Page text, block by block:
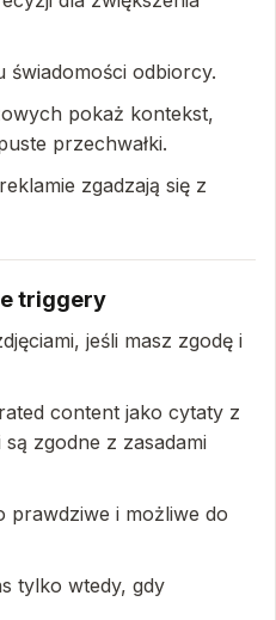
świadomości odbiorcy.
pokaż kontekst,
przechwałki.
zgadzają się z
triggery
jeśli masz zgodę i
content jako cytaty z
zgodne z zasadami
prawdziwe i możliwe do
tylko wtedy, gdy